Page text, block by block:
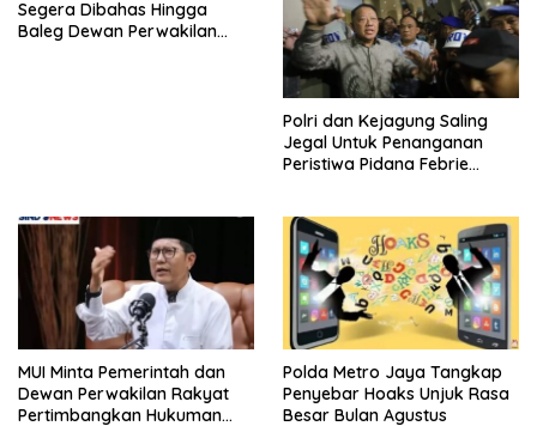
Segera Dibahas Hingga
Baleg Dewan Perwakilan
Polri dan Kejagung Saling
Jegal Untuk Penanganan
Peristiwa Pidana Febrie
MUI Minta Pemerintah dan
Dewan Perwakilan Rakyat
Pertimbangkan Hukuman
Polda Metro Jaya Tangkap
Penyebar Hoaks Unjuk Rasa
Besar Bulan Agustus